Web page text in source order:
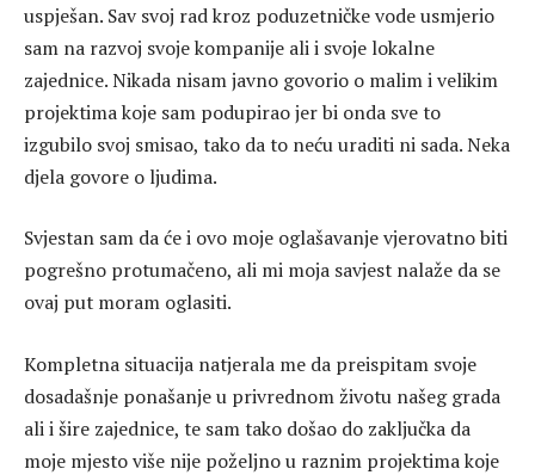
uspješan. Sav svoj rad kroz poduzetničke vode usmjerio
sam na razvoj svoje kompanije ali i svoje lokalne
zajednice. Nikada nisam javno govorio o malim i velikim
projektima koje sam podupirao jer bi onda sve to
izgubilo svoj smisao, tako da to neću uraditi ni sada. Neka
djela govore o ljudima.
Svjestan sam da će i ovo moje oglašavanje vjerovatno biti
pogrešno protumačeno, ali mi moja savjest nalaže da se
ovaj put moram oglasiti.
Kompletna situacija natjerala me da preispitam svoje
dosadašnje ponašanje u privrednom životu našeg grada
ali i šire zajednice, te sam tako došao do zaključka da
moje mjesto više nije poželjno u raznim projektima koje